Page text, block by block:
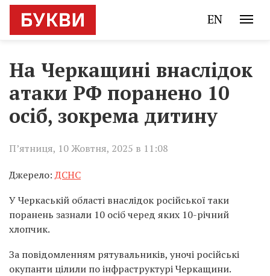
EN
На Черкащині внаслідок
атаки РФ поранено 10
осіб, зокрема дитину
П’ятниця, 10 Жовтня, 2025 в 11:08
Джерело:ДСНС
У Черкаській області внаслідок російської таки
поранень зазнали 10 осіб черед яких 10-річний
хлопчик.
За повідомленням рятувальників, уночі російські
окупанти цілили по інфраструктурі Черкащини.